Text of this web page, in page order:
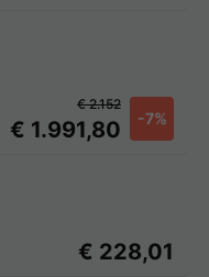
€ 1.991,80 -7%
€ 2.152
€ 228,01